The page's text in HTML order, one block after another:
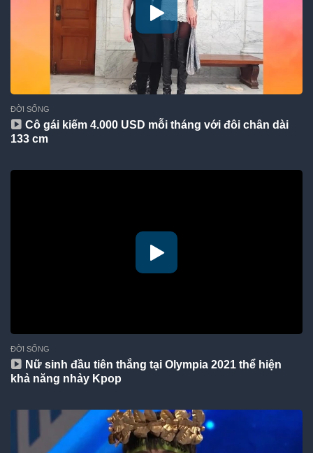
ĐỜI SỐNG
Cô gái kiếm 4.000 USD mỗi tháng với đôi chân dài
133 cm
ĐỜI SỐNG
Nữ sinh đầu tiên thắng tại Olympia 2021 thể hiện
khả năng nhảy Kpop